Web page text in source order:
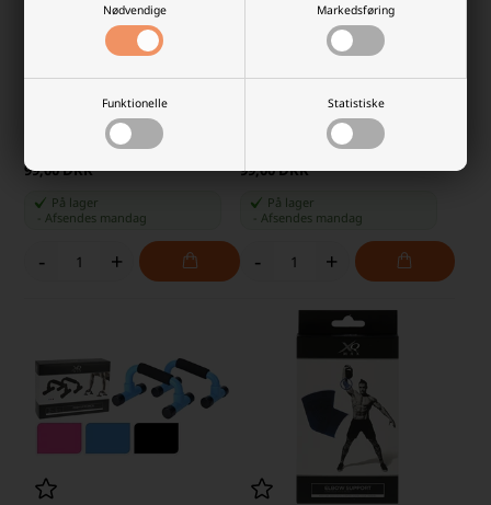
Nødvendige Markedsføring
Funktionelle Statistiske
XQMax Træningshjul
Laveste stykpris: 75,00 DKK
99,00 DKK
På lager
-Afsendes mandag
- +
XQMax Yoga Foam Roller, Pink
Laveste stykpris: 79,00 DKK
99,00 DKK
På lager
Afsendes mandag
- +